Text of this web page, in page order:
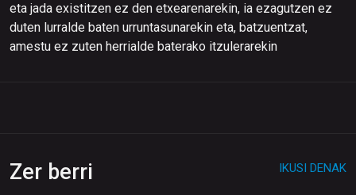
eta jada existitzen ez den etxearenarekin, ia ezagutzen ez
duten lurralde baten urruntasunarekin eta, batzuentzat,
amestu ez zuten herrialde baterako itzulerarekin
Zer berri IKUSI DENAK